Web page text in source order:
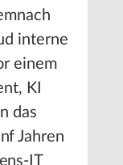
interne
einem
KI
das
Jahren
IT